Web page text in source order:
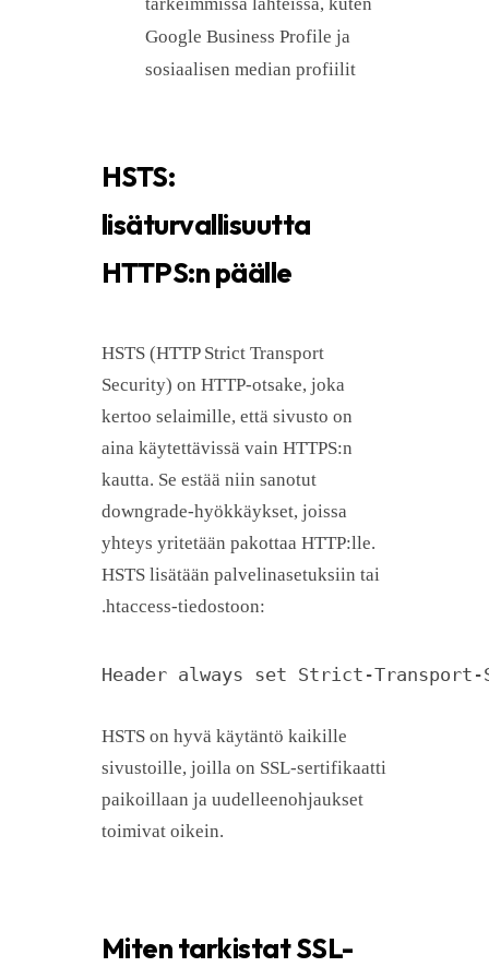
Google Business Profile ja
sosiaalisen median profiilit
HSTS:
lisäturvallisuutta
HTTPS:n päälle
HSTS (HTTP Strict Transport
Security) on HTTP-otsake, joka
kertoo selaimille, että sivusto on
aina käytettävissä vain HTTPS:n
kautta. Se estää niin sanotut
downgrade-hyökkäykset, joissa
yhteys yritetään pakottaa HTTP:lle.
HSTS lisätään palvelinasetuksiin tai
.htaccess-tiedostoon:
Header always set Strict-Transport-
HSTS on hyvä käytäntö kaikille
sivustoille, joilla on SSL-sertifikaatti
paikoillaan ja uudelleenohjaukset
toimivat oikein.
Miten tarkistat SSL-